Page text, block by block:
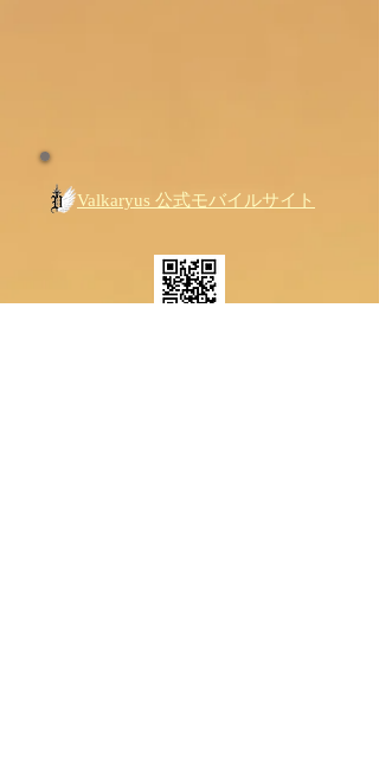
Valkaryus 公式モバイルサイト